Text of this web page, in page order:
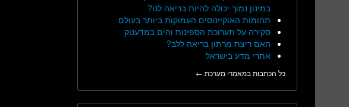
במינון נמוך יכולה להיות בריאה לנו?
תהומות האוקיינוסים העמוקות ביותר בעולם
סקירה על תערוכת הספינות והים במדעטק
האם ריצת מרתון בריאה ללב?
אתרי מדע בישראל
כל הכתבות במאמרי מערכת ←